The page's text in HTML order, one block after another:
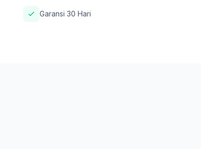
Garansi 30 Hari